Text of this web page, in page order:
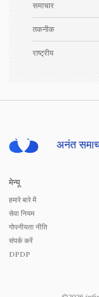
समाचार
तकनीक
राष्ट्रीय
मेन्यू
हमारे बारे में
सेवा नियम
गोपनीयता नीति
संपर्क करें
DPDP